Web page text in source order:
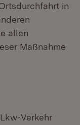
in
allen
Maßnahme
Verkehr